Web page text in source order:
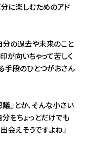
に楽しむためのアド
分の過去や未来のこと
が向いちゃって苦しく
手段のひとつがおさん
』とか、そんな小さい
分をちょっとだけでも
会えそうですよね」